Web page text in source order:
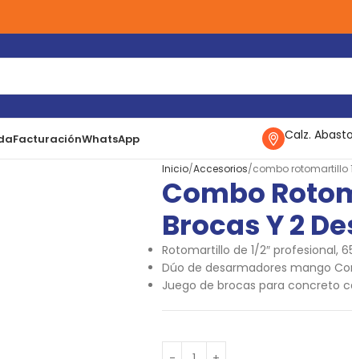
FacturaciónWhatsApp Calz.
Inicio Accesorios combo rotomartillo
Combo
Brocas Y 2
Rotomartillo de 1/2″ profesional,
Dúo de desarmadores mango
Juego de brocas para concreto